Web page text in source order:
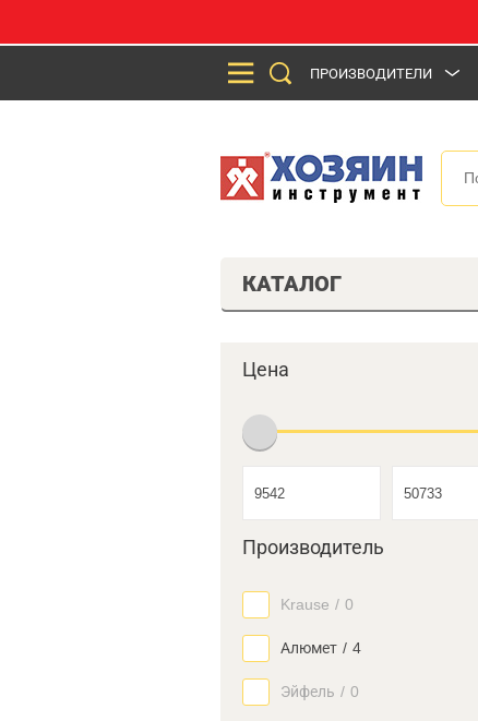
ПРОИЗВОДИТЕЛИ
КАТАЛОГ
Цена
Производитель
Krause / 0
Алюмет / 4
Эйфель / 0